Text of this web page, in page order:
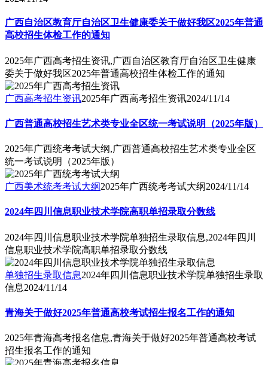
广西自治区教育厅自治区卫生健康委关于做好我区2025年普通
高校招生体检工作的通知
2025年广西高考招生资讯,广西自治区教育厅自治区卫生健康
委关于做好我区2025年普通高校招生体检工作的通知
广西高考招生资讯2025年广西高考招生资讯2024/11/14
广西普通高校招生艺术类专业全区统一考试说明（2025年版）
2025年广西统考考试大纲,广西普通高校招生艺术类专业全区
统一考试说明（2025年版）
广西美术统考考试大纲2025年广西统考考试大纲2024/11/14
2024年四川信息职业技术学院高职单招录取分数线
2024年四川信息职业技术学院单独招生录取信息,2024年四川
信息职业技术学院高职单招录取分数线
单独招生录取信息2024年四川信息职业技术学院单独招生录取
信息2024/11/14
青海关于做好2025年普通高校考试招生报名工作的通知
2025年青海高考报名信息,青海关于做好2025年普通高校考试
招生报名工作的通知